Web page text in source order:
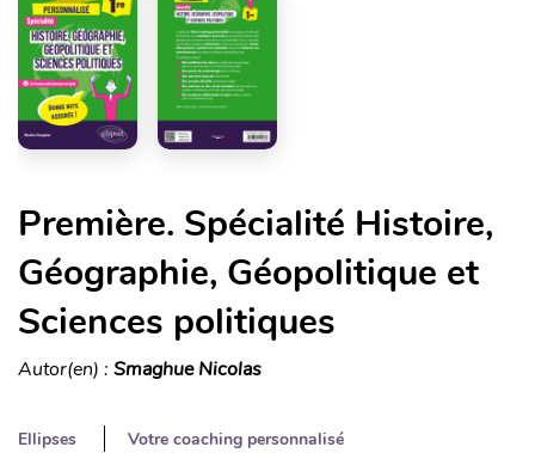
Première. Spécialité Histoire,
Géographie, Géopolitique et
Sciences politiques
Autor(en) : Smaghue Nicolas
Ellipses
Votre coaching personnalisé